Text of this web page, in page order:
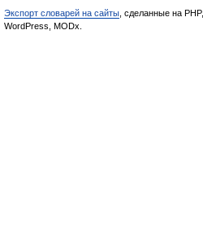
Экспорт словарей на сайты , сделанные на PHP,
WordPress, MODx.